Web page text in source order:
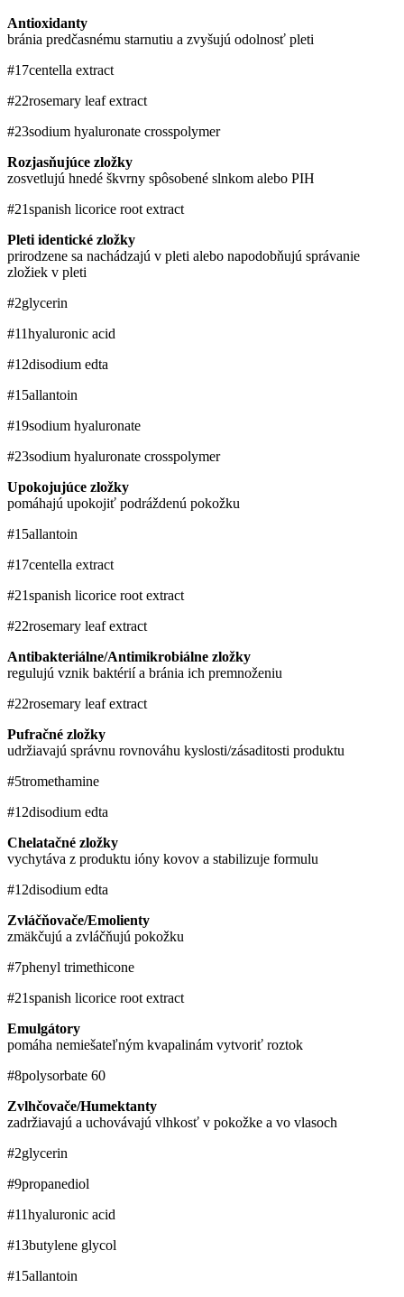
Antioxidanty
bránia predčasnému starnutiu a zvyšujú odolnosť pleti
#17​centella extract
#22rosemary leaf extract
#23sodium hyaluronate crosspolymer
Rozjasňujúce zložky
zosvetlujú hnedé škvrny spôsobené slnkom alebo PIH
#21spanish licorice root extract
Pleti identické zložky
prirodzene sa nachádzajú v pleti alebo napodobňujú správanie
zložiek v pleti
#2glycerin
#11hyaluronic acid
#12disodium edta
#15allantoin
#19sodium hyaluronate
#23sodium hyaluronate crosspolymer
Upokojujúce zložky
pomáhajú upokojiť podráždenú pokožku
#15allantoin
#17​centella extract
#21spanish licorice root extract
#22rosemary leaf extract
Antibakteriálne/Antimikrobiálne zložky
regulujú vznik baktérií a bránia ich premnoženiu
#22rosemary leaf extract
Pufračné zložky
udržiavajú správnu rovnováhu kyslosti/zásaditosti produktu
#5tromethamine
#12disodium edta
Chelatačné zložky
vychytáva z produktu ióny kovov a stabilizuje formulu
#12disodium edta
Zvláčňovače/Emolienty
zmäkčujú a zvláčňujú pokožku
#7phenyl trimethicone
#21spanish licorice root extract
Emulgátory
pomáha nemiešateľným kvapalinám vytvoriť roztok
#8polysorbate 60
Zvlhčovače/Humektanty
zadržiavajú a uchovávajú vlhkosť v pokožke a vo vlasoch
#2glycerin
#9propanediol
#11hyaluronic acid
#13butylene glycol
#15allantoin